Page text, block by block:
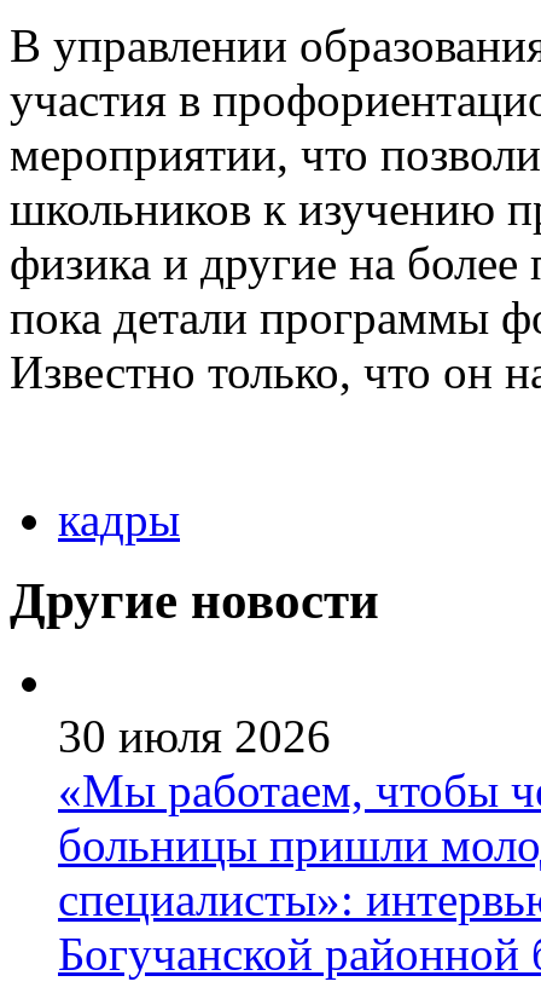
В управлении
участия в
мероприятии, что
школьников к изучению
физика и другие на
пока детали программы
Известно только, что он
кадры
Другие новости
30 июля 2026
«Мы работаем, чтобы
больницы пришли
специалисты»:
Богучанской